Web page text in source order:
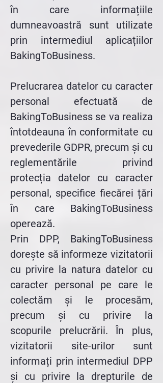
în care informațiile
dumneavoastră sunt utilizate
prin intermediul aplicațiilor
BakingToBusiness.
Prelucrarea datelor cu caracter
personal efectuată de
BakingToBusiness se va realiza
întotdeauna în conformitate cu
prevederile GDPR, precum și cu
reglementările privind
protecția datelor cu caracter
personal, specifice fiecărei țări
în care BakingToBusiness
operează.
Prin DPP, BakingToBusiness
dorește să informeze vizitatorii
cu privire la natura datelor cu
caracter personal pe care le
colectăm și le procesăm,
precum și cu privire la
scopurile prelucrării. În plus,
vizitatorii site-urilor sunt
informați prin intermediul DPP
și cu privire la drepturile de